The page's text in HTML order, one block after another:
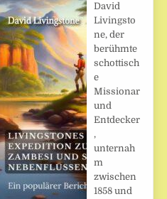
David
Livingsto
ne, der
berühmte
schottisch
e
Missionar
und
Entdecker
,
unternah
m
zwischen
1858 und